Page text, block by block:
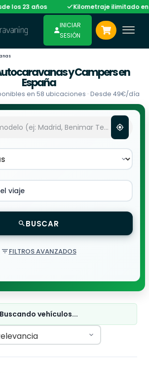
años Kilometraje ilimitado en gran
INICIAR
SESIÓN
y Campers en
España
en 58 ubicaciones · Desde 49€/día
viaje
BUSCAR
FILTROS AVANZADOS
Buscando vehículos...